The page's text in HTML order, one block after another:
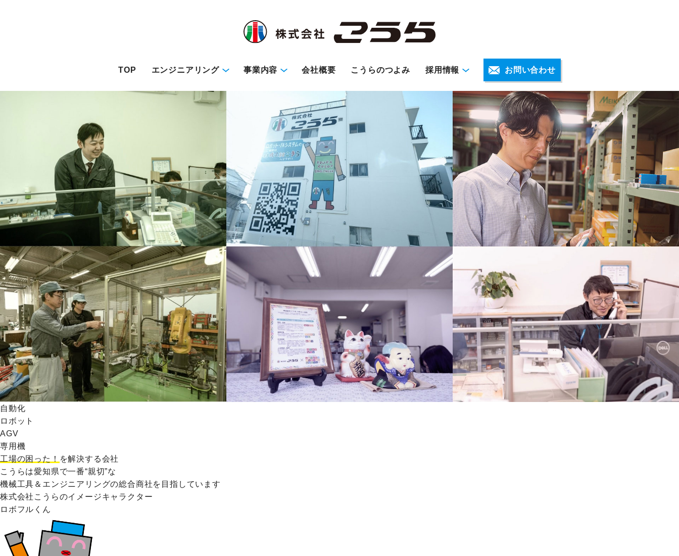
TOP エンジニアリング 事業内容 会社概要 こうらのつよみ 採用情報 お問い合わせ
自動化
ロボット
AGV
専用機
工場の困った！ を解決する会社
こうらは愛知県で一番“親切”な
機械工具＆エンジニアリングの総合商社を目指しています
株式会社こうらのイメージキャラクター
ロボフルくん